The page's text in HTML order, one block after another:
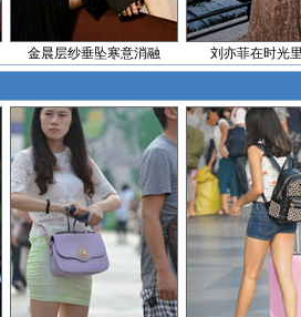
金晨层纱垂坠寒意消融 刘亦菲在时光